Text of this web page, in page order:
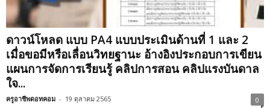
ดาวน์โหลด แบบ PA4 แบบประเมินด้านที่ 1 และ 2
เมื่อขอมีหรือเลื่อนวิทยฐานะ อ้างอิงประกอบการเขียน
แผนการจัดการเรียนรู้ คลิปการสอน คลิปแรงบันดาล
ใจ...
ครูอาชีพดอทคอม - 19 ตุลาคม 2565 0